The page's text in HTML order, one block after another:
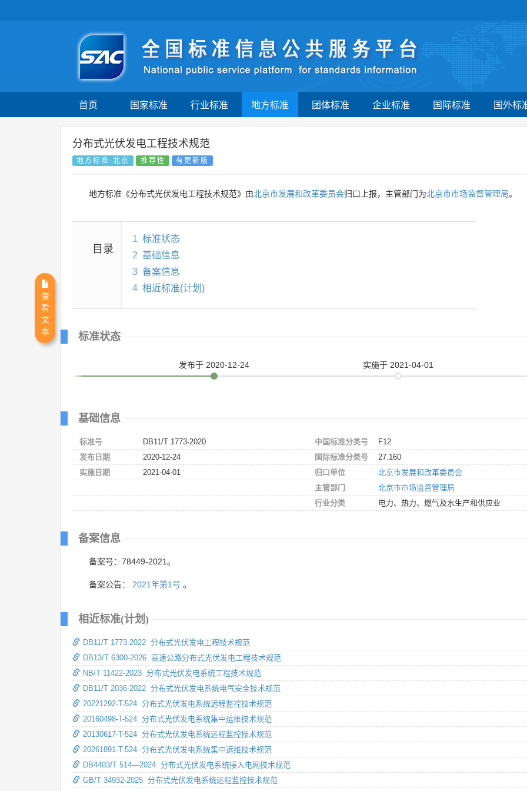
首页 国家标准 行业标准 地方标准 团体标准 企业标准 国际标准 国外标
分布式光伏发电工程技术规范
地方标准-北京 推荐性 有更新版
地方标准《分布式光伏发电工程技术规范》由北京市发展和改革委员会归口上报，主管部门为北京市市场监督管理局。
目录
1 标准状态
2 基础信息
3 备案信息
4 相近标准(计划)
标准状态
发布于 2020-12-24 实施于 2021-04-01
基础信息
标准号
DB11/T 1773-2020
发布日期
2020-12-24
实施日期
2021-04-01
中国标准分类号
F12
国际标准分类号
27.160
归口单位
北京市发展和改革委员会
主管部门
北京市市场监督管理局
行业分类
电力、热力、燃气及水生产和供应业
备案信息
备案号：78449-2021。
备案公告： 2021年第1号 。
相近标准(计划)
DB11/T 1773-2022 分布式光伏发电工程技术规范
DB13/T 6300-2026 高速公路分布式光伏发电工程技术规范
NB/T 11422-2023 分布式光伏发电系统工程技术规范
DB11/T 2036-2022 分布式光伏发电系统电气安全技术规范
20221292-T-524 分布式光伏发电系统远程监控技术规范
20160498-T-524 分布式光伏发电系统集中运维技术规范
20130617-T-524 分布式光伏发电系统远程监控技术规范
20261891-T-524 分布式光伏发电系统集中运维技术规范
DB4403/T 514—2024 分布式光伏发电系统接入电网技术规范
GB/T 34932-2025 分布式光伏发电系统远程监控技术规范
查
看
文
本